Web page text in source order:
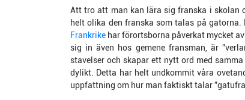
Att tro att man kan lära sig franska i skolan
helt olika den franska som talas på
Frankrike har förortsborna påverkat mycket
sig in även hos gemene fransman, är
stavelser och skapar ett nytt ord med
dylikt. Detta har helt undkommit våra
uppfattning om hur man faktiskt talar